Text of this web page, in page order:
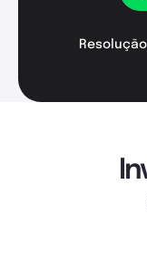
Resolução